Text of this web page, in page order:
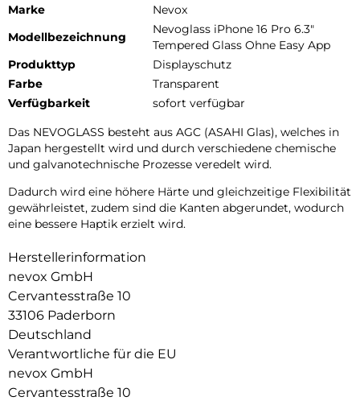
Marke
Nevox
Modellbezeichnung
Nevoglass iPhone 16 Pro 6.3"
Tempered Glass Ohne Easy App
Produkttyp
Displayschutz
Farbe
Transparent
Verfügbarkeit
sofort verfügbar
Das NEVOGLASS besteht aus AGC (ASAHI Glas), welches in
Japan hergestellt wird und durch verschiedene chemische
und galvanotechnische Prozesse veredelt wird.
Dadurch wird eine höhere Härte und gleichzeitige Flexibilität
gewährleistet, zudem sind die Kanten abgerundet, wodurch
eine bessere Haptik erzielt wird.
Herstellerinformation
nevox GmbH
Cervantesstraße 10
33106 Paderborn
Deutschland
Verantwortliche für die EU
nevox GmbH
Cervantesstraße 10